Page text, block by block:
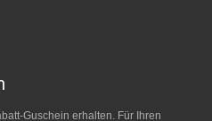
Guschein erhalten. Für Ihren